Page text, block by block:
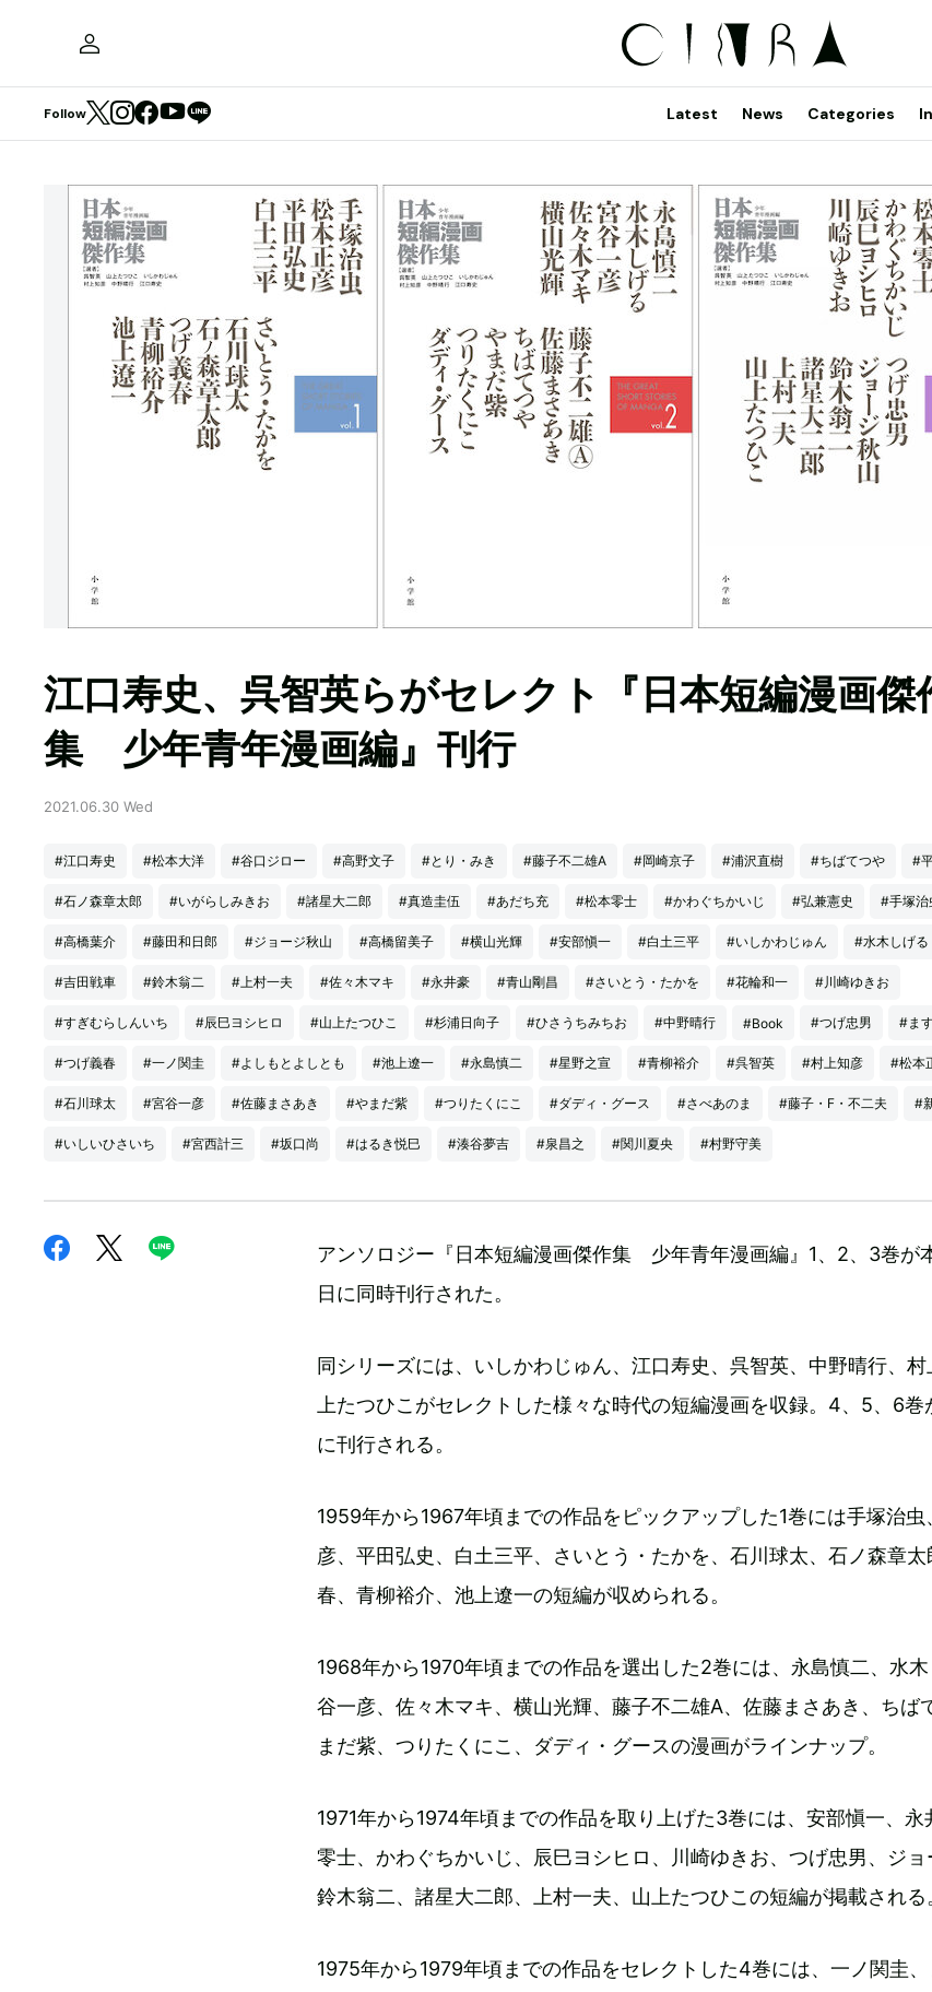
Follow Latest News Categories
江口寿史、呉智英らがセレクト『日本短編漫画傑
集 少年青年漫画編』刊行
2021.06.30 Wed
#江口寿史 #松本大洋 #谷口ジロー #高野文子 #とり・みき #藤子不二雄A #岡崎京子 #浦沢直樹 #ちばてつや #
#石ノ森章太郎 #いがらしみきお #諸星大二郎 #真造圭伍 #あだち充 #松本零士 #かわぐちかいじ #弘兼憲史 #手塚治
#高橋葉介 #藤田和日郎 #ジョージ秋山 #高橋留美子 #横山光輝 #安部愼一 #白土三平 #いしかわじゅん #水木しげる
#吉田戦車 #鈴木翁二 #上村一夫 #佐々木マキ #永井豪 #青山剛昌 #さいとう・たかを #花輪和一 #川崎ゆきお
#すぎむらしんいち #辰巳ヨシヒロ #山上たつひこ #杉浦日向子 #ひさうちみちお #中野晴行 #Book #つげ忠男 #ま
#つげ義春 #一ノ関圭 #よしもとよしとも #池上遼一 #永島慎二 #星野之宣 #青柳裕介 #呉智英 #村上知彦 #松本
#石川球太 #宮谷一彦 #佐藤まさあき #やまだ紫 #つりたくにこ #ダディ・グース #さべあのま #藤子・F・不二夫 #
#いしいひさいち #宮西計三 #坂口尚 #はるき悦巳 #湊谷夢吉 #泉昌之 #関川夏央 #村野守美
アンソロジー『日本短編漫画傑作集 少年青年漫画編』1、2、3巻が
日に同時刊行された。
同シリーズには、いしかわじゅん、江口寿史、呉智英、中野晴行、村
上たつひこがセレクトした様々な時代の短編漫画を収録。4、5、6巻
に刊行される。
1959年から1967年頃までの作品をピックアップした1巻には手塚治虫
彦、平田弘史、白土三平、さいとう・たかを、石川球太、石ノ森章太
春、青柳裕介、池上遼一の短編が収められる。
1968年から1970年頃までの作品を選出した2巻には、永島慎二、水
谷一彦、佐々木マキ、横山光輝、藤子不二雄A、佐藤まさあき、ちば
まだ紫、つりたくにこ、ダディ・グースの漫画がラインナップ。
1971年から1974年頃までの作品を取り上げた3巻には、安部愼一、永
零士、かわぐちかいじ、辰巳ヨシヒロ、川崎ゆきお、つげ忠男、ジョ
鈴木翁二、諸星大二郎、上村一夫、山上たつひこの短編が掲載される
1975年から1979年頃までの作品をセレクトした4巻には、一ノ関圭